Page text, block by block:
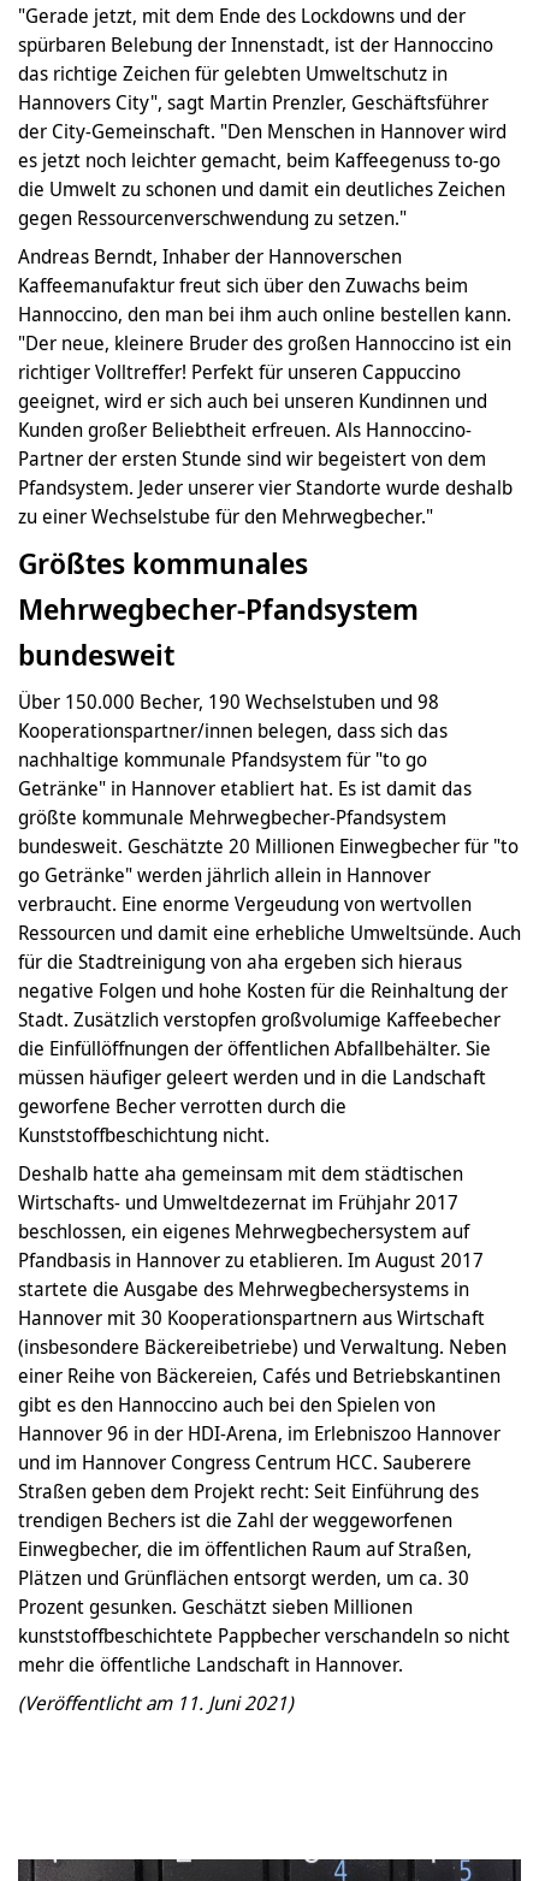
"Gerade jetzt, mit dem Ende des Lockdowns und der
spürbaren Belebung der Innenstadt, ist der Hannoccino
das richtige Zeichen für gelebten Umweltschutz in
Hannovers City", sagt Martin Prenzler, Geschäftsführer
der City-Gemeinschaft. "Den Menschen in Hannover wird
es jetzt noch leichter gemacht, beim Kaffeegenuss to-go
die Umwelt zu schonen und damit ein deutliches Zeichen
gegen Ressourcenverschwendung zu setzen."
Andreas Berndt, Inhaber der Hannoverschen
Kaffeemanufaktur freut sich über den Zuwachs beim
Hannoccino, den man bei ihm auch online bestellen kann.
"Der neue, kleinere Bruder des großen Hannoccino ist ein
richtiger Volltreffer! Perfekt für unseren Cappuccino
geeignet, wird er sich auch bei unseren Kundinnen und
Kunden großer Beliebtheit erfreuen. Als Hannoccino-
Partner der ersten Stunde sind wir begeistert von dem
Pfandsystem. Jeder unserer vier Standorte wurde deshalb
zu einer Wechselstube für den Mehrwegbecher."
Größtes kommunales
Mehrwegbecher-Pfandsystem
bundesweit
Über 150.000 Becher, 190 Wechselstuben und 98
Kooperationspartner/innen belegen, dass sich das
nachhaltige kommunale Pfandsystem für "to go
Getränke" in Hannover etabliert hat. Es ist damit das
größte kommunale Mehrwegbecher-Pfandsystem
bundesweit. Geschätzte 20 Millionen Einwegbecher für "to
go Getränke" werden jährlich allein in Hannover
verbraucht. Eine enorme Vergeudung von wertvollen
Ressourcen und damit eine erhebliche Umweltsünde. Auch
für die Stadtreinigung von aha ergeben sich hieraus
negative Folgen und hohe Kosten für die Reinhaltung der
Stadt. Zusätzlich verstopfen großvolumige Kaffeebecher
die Einfüllöffnungen der öffentlichen Abfallbehälter. Sie
müssen häufiger geleert werden und in die Landschaft
geworfene Becher verrotten durch die
Kunststoffbeschichtung nicht.
Deshalb hatte aha gemeinsam mit dem städtischen
Wirtschafts- und Umweltdezernat im Frühjahr 2017
beschlossen, ein eigenes Mehrwegbechersystem auf
Pfandbasis in Hannover zu etablieren. Im August 2017
startete die Ausgabe des Mehrwegbechersystems in
Hannover mit 30 Kooperationspartnern aus Wirtschaft
(insbesondere Bäckereibetriebe) und Verwaltung. Neben
einer Reihe von Bäckereien, Cafés und Betriebskantinen
gibt es den Hannoccino auch bei den Spielen von
Hannover 96 in der HDI-Arena, im Erlebniszoo Hannover
und im Hannover Congress Centrum HCC. Sauberere
Straßen geben dem Projekt recht: Seit Einführung des
trendigen Bechers ist die Zahl der weggeworfenen
Einwegbecher, die im öffentlichen Raum auf Straßen,
Plätzen und Grünflächen entsorgt werden, um ca. 30
Prozent gesunken. Geschätzt sieben Millionen
kunststoffbeschichtete Pappbecher verschandeln so nicht
mehr die öffentliche Landschaft in Hannover.
(Veröffentlicht am 11. Juni 2021)